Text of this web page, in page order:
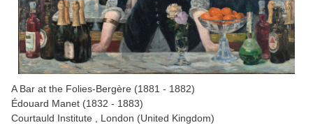
A Bar at the Folies-Bergère (1881 - 1882)
Édouard Manet (1832 - 1883)
Courtauld Institute , London (United Kingdom)